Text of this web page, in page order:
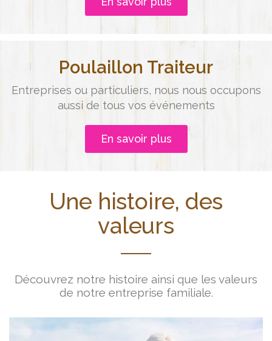
Poulaillon Traiteur
Entreprises ou particuliers, nous nous occupons
aussi de tous vos événements
En savoir plus
Une histoire, des
valeurs
Découvrez notre histoire ainsi que les valeurs
de notre entreprise familiale.